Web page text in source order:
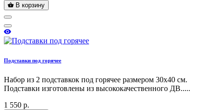
В корзину
Подставки под горячее
Набор из 2 подставкок под горячее размером 30х40 см.
Подставки изготовлены из высококачественного ДВ.....
1 550 р.